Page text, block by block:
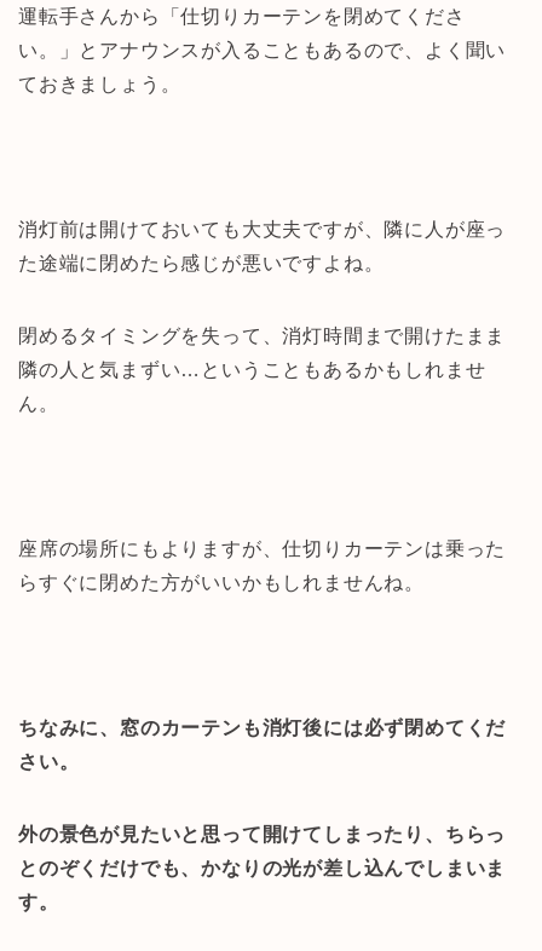
運転手さんから「仕切りカーテンを閉めてくださ
い。」とアナウンスが入ることもあるので、よく聞い
ておきましょう。
消灯前は開けておいても大丈夫ですが、隣に人が座っ
た途端に閉めたら感じが悪いですよね。
閉めるタイミングを失って、消灯時間まで開けたまま
隣の人と気まずい…ということもあるかもしれませ
ん。
座席の場所にもよりますが、仕切りカーテンは乗った
らすぐに閉めた方がいいかもしれませんね。
ちなみに、窓のカーテンも消灯後には必ず閉めてくだ
さい。
外の景色が見たいと思って開けてしまったり、ちらっ
とのぞくだけでも、かなりの光が差し込んでしまいま
す。